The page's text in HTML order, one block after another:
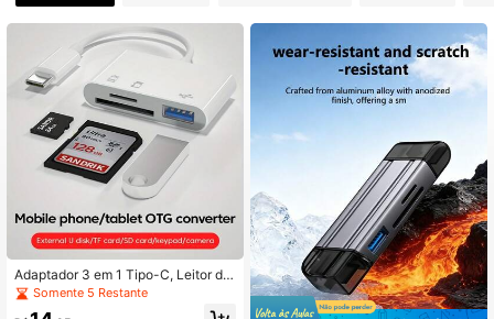
4,83 1.4K Seguidores
4,83 1.4K Seguidores
4,83 1.4K Seguidores
4,83 1.4K Seguidores
Adaptador 3 em 1 Tipo-C, Leitor de
Cartão TF/CF/SD, USB-C, Compatí
vel com Macbook, OTG, Gravador d
Somente 5 Restante